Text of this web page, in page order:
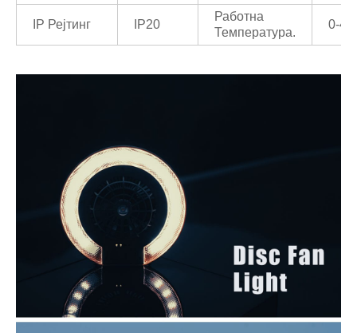
IP Рејтинг IP20
Работна
Температура.
0-